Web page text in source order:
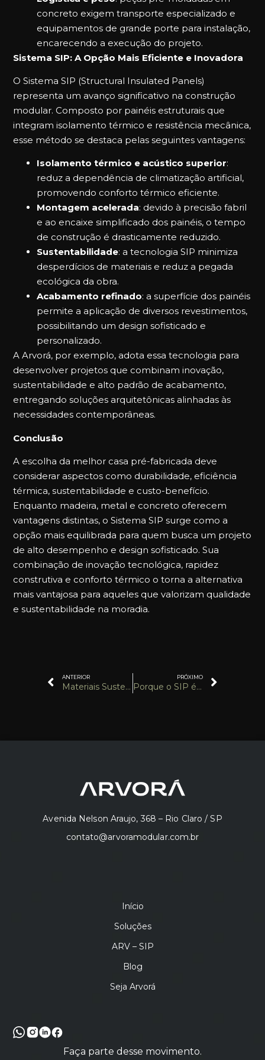
concreto exigem transporte especializado e
equipamentos de grande porte para instalação,
encarecendo a execução do projeto.
Sistema SIP: A Opção Mais Eficiente e Inovadora
O Sistema SIP (Structural Insulated Panels)
representa um avanço significativo na construção
modular. Composto por painéis estruturais que
integram isolamento térmico e resistência mecânica,
esse método se destaca pelas seguintes vantagens:
Isolamento térmico e acústico superior:
reduz a dependência de climatização artificial,
promovendo conforto térmico eficiente.
Montagem acelerada: devido à precisão fabril
e ao encaixe simplificado dos painéis, o tempo
de construção é drasticamente reduzido.
Sustentabilidade: a tecnologia SIP minimiza
desperdícios de materiais e reduz a pegada
ecológica da obra.
Acabamento refinado: a superfície dos painéis
permite a aplicação de diversos revestimentos,
possibilitando um design sofisticado e
personalizado.
A Arvorá, por exemplo, adota essa tecnologia para
desenvolver projetos que combinam inovação,
sustentabilidade e alto padrão de acabamento,
entregando soluções arquitetônicas alinhadas às
necessidades contemporâneas.
Conclusão
A escolha da melhor casa pré-fabricada deve
considerar aspectos como durabilidade, eficiência
térmica, sustentabilidade e custo-benefício.
Enquanto madeira, metal e concreto oferecem
vantagens distintas, o Sistema SIP surge como a
opção mais equilibrada para quem busca um projeto
de alto desempenho e design sofisticado. Sua
combinação de inovação tecnológica, rapidez
construtiva e conforto térmico o torna a alternativa
mais vantajosa para aqueles que valorizam qualidade
e sustentabilidade na moradia.
ANTERIOR
Materiais Sustentáveis na Construção Modular: Inovação e Respeito ao Meio Ambiente
PRÓXIMO
Porque o SIP é o Melhor Método Construtivo Modular?
Avenida Nelson Araujo, 368 – Rio Claro / SP
contato@arvoramodular.com.br
Início
Soluções
ARV – SIP
Blog
Seja Arvorá
Faça parte desse movimento.